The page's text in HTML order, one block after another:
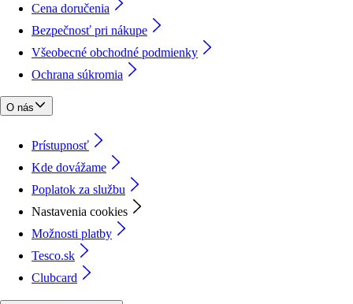
Cena doručenia
Bezpečnosť pri nákupe
Všeobecné obchodné podmienky
Ochrana súkromia
O nás
Prístupnosť
Kde dovážame
Poplatok za službu
Nastavenia cookies
Možnosti platby
Tesco.sk
Clubcard